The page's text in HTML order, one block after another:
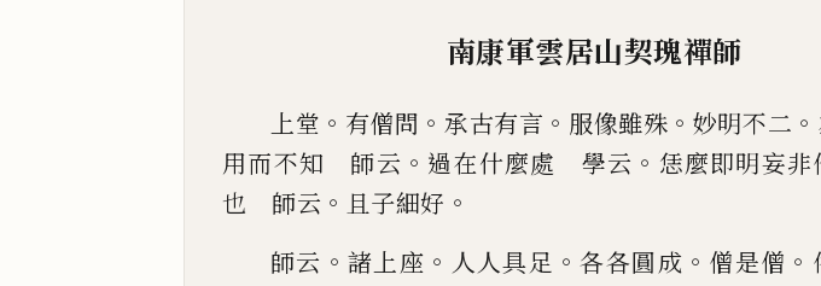
南康軍雲居山契瑰禪師
上堂 。 有僧問 。承古有言 。 服像雖殊 。 妙明不二 。
用而不知 師云 。 過在什麼處 學云 。 恁麼即明妄非
也 師云 。 且子細好 。
師云 。諸上座 。 人人具足 。各各圓成 。 僧是僧 。